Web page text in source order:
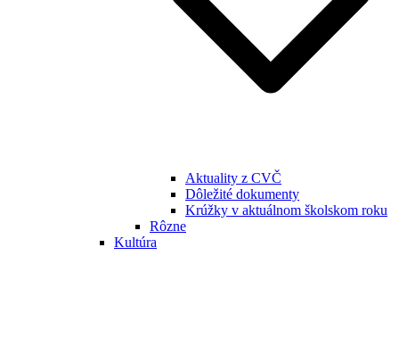
Aktuality z CVČ
Dôležité dokumenty
Krúžky v aktuálnom školskom roku
Rôzne
Kultúra